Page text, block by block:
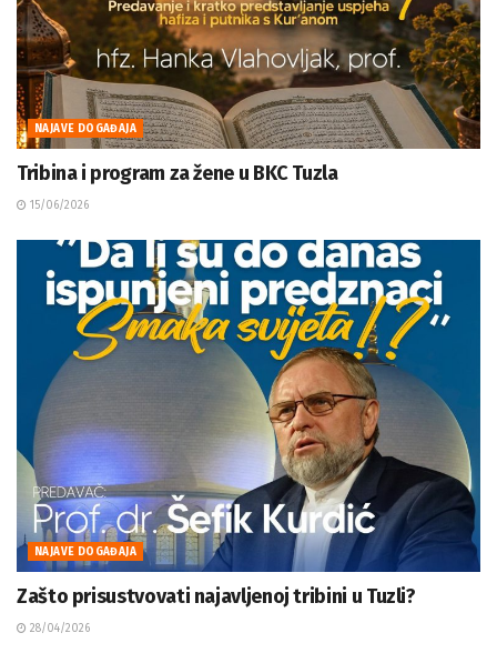
NAJAVE DOGAĐAJA
Tribina i program za žene u BKC Tuzla
15/06/2026
NAJAVE DOGAĐAJA
Zašto prisustvovati najavljenoj tribini u Tuzli?
28/04/2026